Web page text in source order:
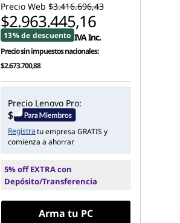
Precio Web $3.416.696,43
$2.963.445,16
13% de descuento IVA Inc.
Precio sin impuestos nacionales:
$2.673.700,88
Precio Lenovo Pro:
Registratu empresa GRATIS y
comienza a ahorrar
5% off EXTRA con
Depósito/Transferencia
Arma tu PC